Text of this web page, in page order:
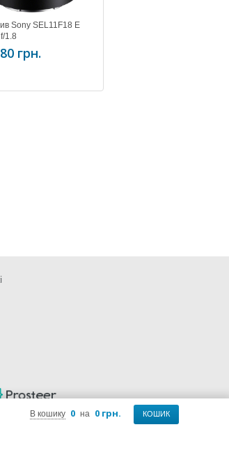
В кошику 0 на 0 грн. КОШИК
Sony SEL11F18 E
1.8
грн.